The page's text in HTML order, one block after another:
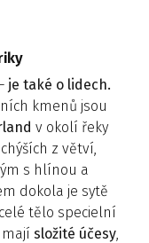
je také o lidech.
kmenů jsou
v okolí řeky
z větví,
s hlínou a
dokola je sytě
tělo specielní
složité účesy,